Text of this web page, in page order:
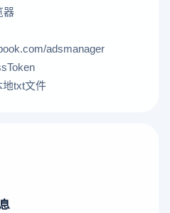
器
adsmanager
txt文件